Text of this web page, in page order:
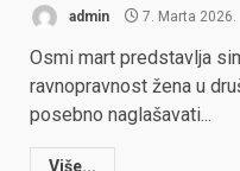
admin 7. Marta 2026.
Osmi mart predstavlja
ravnopravnost žena u
posebno naglašavati...
Više...